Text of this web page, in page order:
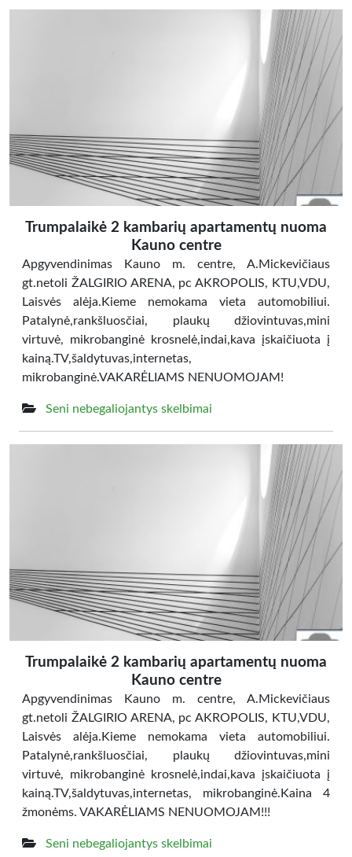
Trumpalaikė 2 kambarių apartamentų nuoma
Kauno centre
Apgyvendinimas Kauno m. centre, A.Mickevičiaus
gt.netoli ŽALGIRIO ARENA, pc AKROPOLIS, KTU,VDU,
Laisvės alėja.Kieme nemokama vieta automobiliui.
Patalynė,rankšluosčiai, plaukų džiovintuvas,mini
virtuvė, mikrobanginė krosnelė,indai,kava įskaičiuota į
kainą.TV,šaldytuvas,internetas,
mikrobanginė.VAKARĖLIAMS NENUOMOJAM!
Seni nebegaliojantys skelbimai
Trumpalaikė 2 kambarių apartamentų nuoma
Kauno centre
Apgyvendinimas Kauno m. centre, A.Mickevičiaus
gt.netoli ŽALGIRIO ARENA, pc AKROPOLIS, KTU,VDU,
Laisvės alėja.Kieme nemokama vieta automobiliui.
Patalynė,rankšluosčiai, plaukų džiovintuvas,mini
virtuvė, mikrobanginė krosnelė,indai,kava įskaičiuota į
kainą.TV,šaldytuvas,internetas, mikrobanginė.Kaina 4
žmonėms. VAKARĖLIAMS NENUOMOJAM!!!
Seni nebegaliojantys skelbimai